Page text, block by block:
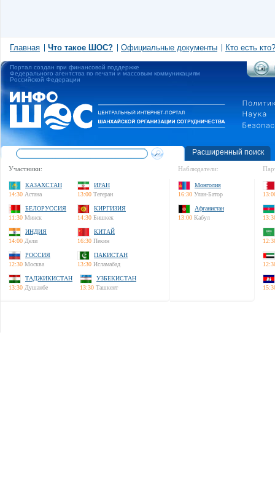
Главная Что такое ШОС? Официальные документы Кто есть кто?
Портал создан при финансовой поддержке
Федерального агентства по печати и массовым коммуникациям
Российской Федерации
Расширенный поиск
Участники:
КАЗАХСТАН
14:30 Астана
ИРАН
13:00 Тегеран
БЕЛОРУССИЯ
11:30 Минск
КИРГИЗИЯ
14:30 Бишкек
ИНДИЯ
14:00 Дели
КИТАЙ
16:30 Пекин
РОССИЯ
12:30 Москва
ПАКИСТАН
13:30 Исламабад
ТАДЖИКИСТАН
13:30 Душанбе
УЗБЕКИСТАН
13:30 Ташкент
Наблюдатели:
Монголия
16:30 Улан-Батор
Афганистан
13:00 Кабул